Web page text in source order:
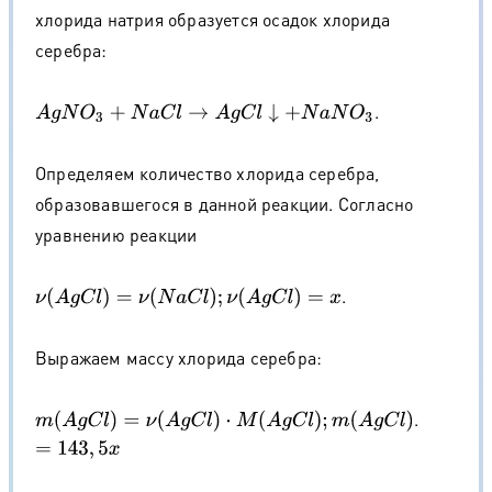
хлорида натрия образуется осадок хлорида
серебра:
AgNO3+NaC l→AgC l↓ +NaNO 3 .
Определяем количество хлорида серебра,
образовавшегося в данной реакции. Согласно
уравнению реакции
ν(AgCl)=ν( Na Cl);ν(AgCl)= x .
Выражаем массу хлорида серебра:
m(AgCl)=ν( Ag Cl)⋅M(AgC ) m(AgCl)=143,5x .